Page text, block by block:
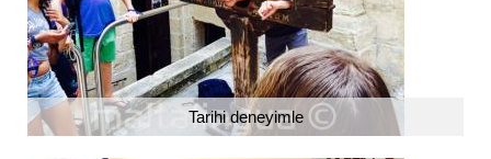
Tarihi deneyimle